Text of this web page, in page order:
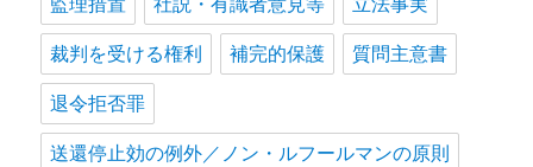
裁判を受ける権利 補完的保護 質問主意書
退令拒否罪
送還停止効の例外／ノン・ルフールマンの原則